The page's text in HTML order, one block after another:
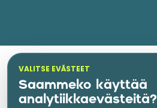
VALITSE EVÄSTEET
Saammeko käyttää
analytiikkaevästeitä?